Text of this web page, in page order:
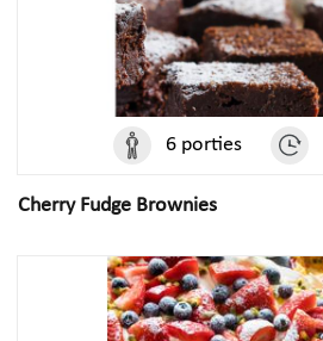
6 porties
Cherry Fudge Brownies